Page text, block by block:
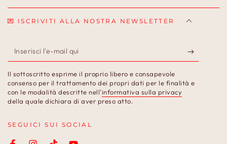
💌 ISCRIVITI ALLA NOSTRA NEWSLETTER
Inserisci
l'e-
mail
qui
Il sottoscritto esprime il proprio libero e consapevole
consenso per il trattamento dei propri dati per le finalità e
con le modalità descritte nell'informativa sulla privacy
della quale dichiara di aver preso atto.
SEGUICI SUI SOCIAL